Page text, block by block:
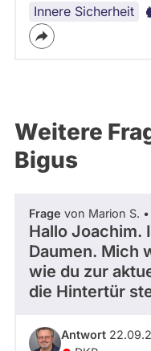
Innere Sicherheit
Weitere
Bigus
Frage von Marion S.
Hallo Joachim.
Daumen. Mich
wie du zur
die Hintertür
Antwort